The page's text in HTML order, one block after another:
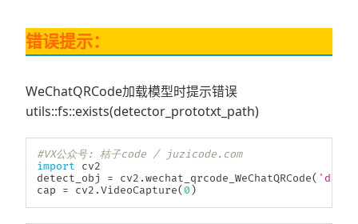
错误提示：
WeChatQRCode加载模型时提示错误
utils::fs::exists(detector_prototxt_path)
#VX公众号: 桔子code / juzicode.com
import cv2
detect_obj = cv2 .wechat_qrcode_WeChatQRCode(
cap = cv2 .VideoCapture( 0 )